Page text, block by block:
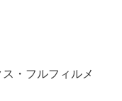
・フルフィルメ